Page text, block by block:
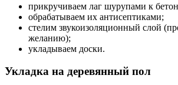
прикручиваем лаг шурупами к
обрабатываем их антисептиками;
стелим звукоизоляционный слой
желанию);
укладываем доски.
Укладка на деревянный пол